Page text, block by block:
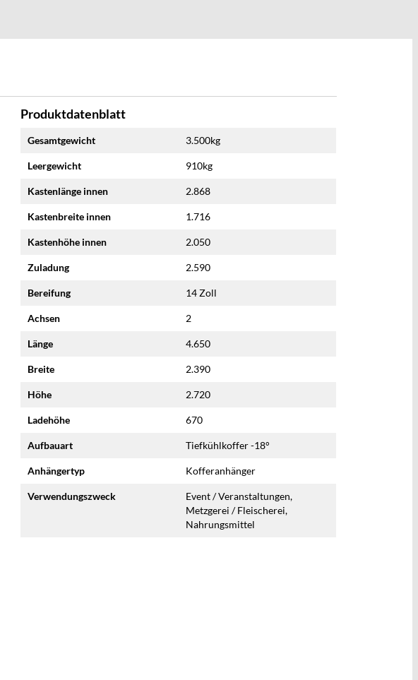
Produktdatenblatt
Informationen
Gesamtgewicht 3.500kg
Leergewicht 910kg
Kastenlänge innen 2.868
Kastenbreite innen 1.716
Kastenhöhe innen 2.050
Zuladung 2.590
Bereifung 14 Zoll
Achsen 2
Länge 4.650
Breite 2.390
Höhe 2.720
Ladehöhe 670
Aufbauart Tiefkühlkoffer -18°
Anhängertyp Kofferanhänger
Verwendungszweck
Event / Veranstaltungen,
Metzgerei / Fleischerei,
Nahrungsmittel